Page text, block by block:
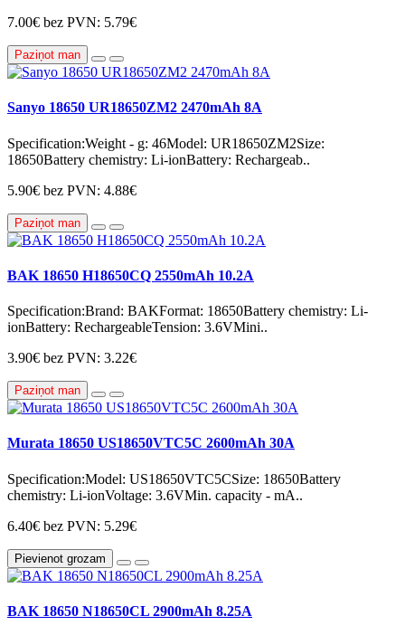
7.00€ bez PVN: 5.79€
Paziņot man
Sanyo 18650 UR18650ZM2 2470mAh 8A
Specification:Weight - g: 46Model: UR18650ZM2Size:
18650Battery chemistry: Li-ionBattery: Rechargeab..
5.90€ bez PVN: 4.88€
Paziņot man
BAK 18650 H18650CQ 2550mAh 10.2A
Specification:Brand: BAKFormat: 18650Battery chemistry: Li-
ionBattery: RechargeableTension: 3.6VMini..
3.90€ bez PVN: 3.22€
Paziņot man
Murata 18650 US18650VTC5C 2600mAh 30A
Specification:Model: US18650VTC5CSize: 18650Battery
chemistry: Li-ionVoltage: 3.6VMin. capacity - mA..
6.40€ bez PVN: 5.29€
Pievienot grozam
BAK 18650 N18650CL 2900mAh 8.25A